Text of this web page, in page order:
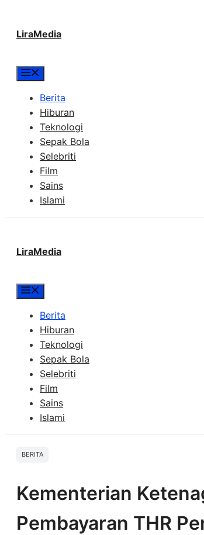
LiraMedia
Berita
Hiburan
Teknologi
Sepak Bola
Selebriti
Film
Sains
Islami
LiraMedia
Berita
Hiburan
Teknologi
Sepak Bola
Selebriti
Film
Sains
Islami
BERITA
Kementerian
Pembayaran THR